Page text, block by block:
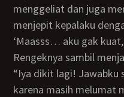
menggeliat dan juga
menjepit kepalaku
‘Maasss… aku gak kuat, ayo buruan masukin!
Rengeknya sambil
“iya dikit lagi! Jawabku setengah menggumam
karena masih melumat